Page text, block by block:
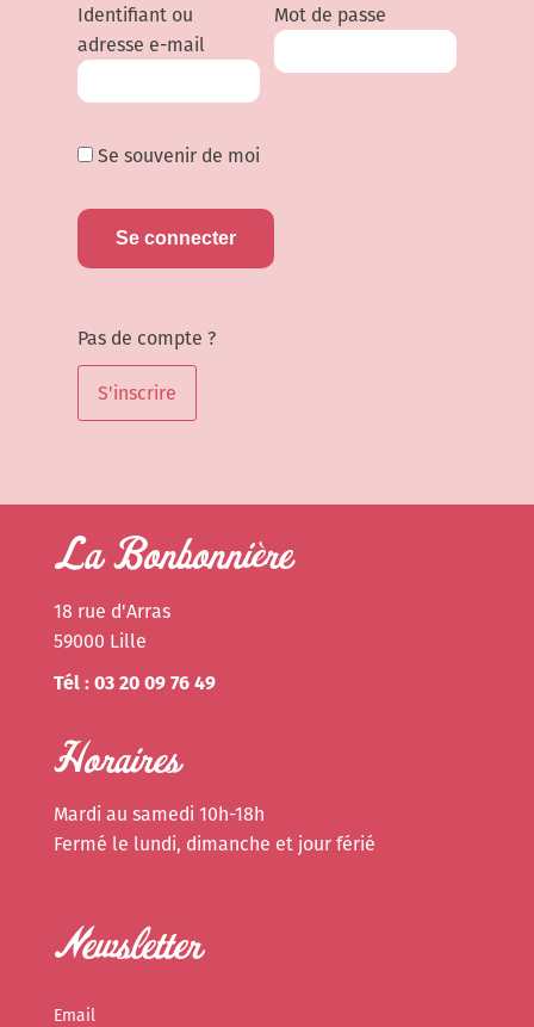
Identifiant ou
adresse e-mail
Mot de passe
Se souvenir de moi
Pas de compte ?
S'inscrire
La Bonbonnière
18 rue d'Arras
59000 Lille
Tél : 03 20 09 76 49
Horaires
Mardi au samedi 10h-18h
Fermé le lundi, dimanche et jour férié
Newsletter
Email